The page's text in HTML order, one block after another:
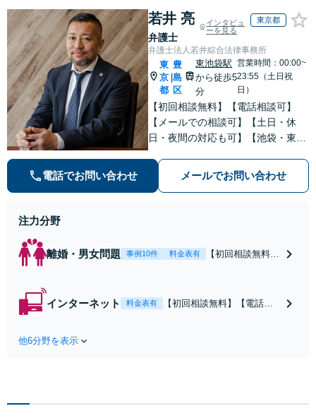
若井 亮
弁護士
インタビュ
ーを見る
東京都
弁護士法人若井綜合法律事務所
東
京
都
|
豊
島
区
東池袋駅
から徒歩5
分
営業時間：00:00~
23:55（土日祝
日）
【初回相談無料】【電話相談可】
【メールでの相談可】【土日・休
日・夜間の対応も可】【池袋・東池
トラブル・刑事事件を中心に「個
人」の方からのご相談・ご依頼を幅
電話でお問い合わせ メールでお問い合わせ
注力分野
離婚・男女問題 事例10件 料金表有
【初回相談無料】
【池袋・東池袋2
インターネット 料金表有
【初回相談無料】【電話相
応します！即日対応可能。
他6分野を表示